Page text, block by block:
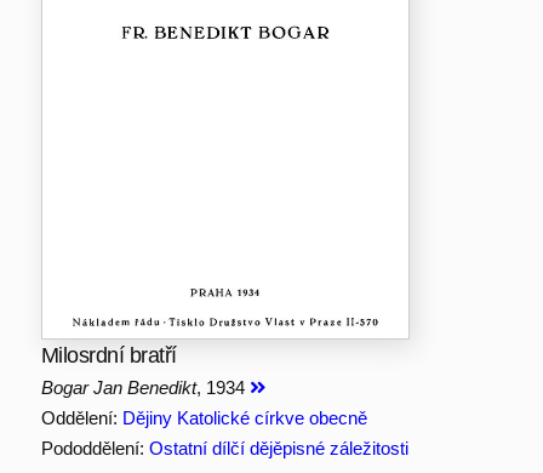
Milosrdní bratří
Bogar Jan Benedikt, 1934
Oddělení: Dějiny Katolické církve obecně
Pododdělení: Ostatní dílčí dějěpisné záležitosti